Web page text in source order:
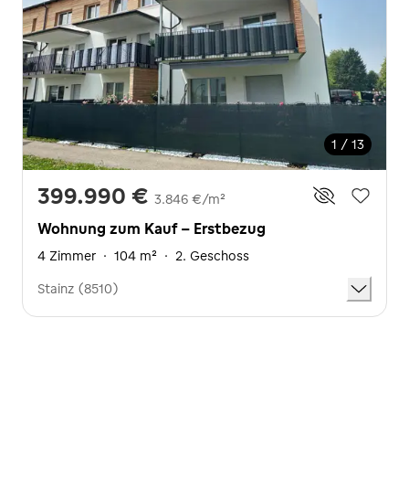
1 / 13
399.990 € 3.846 €/m²
Wohnung zum Kauf - Erstbezug
4 Zimmer · 104 m² · 2. Geschoss
Stainz (8510)